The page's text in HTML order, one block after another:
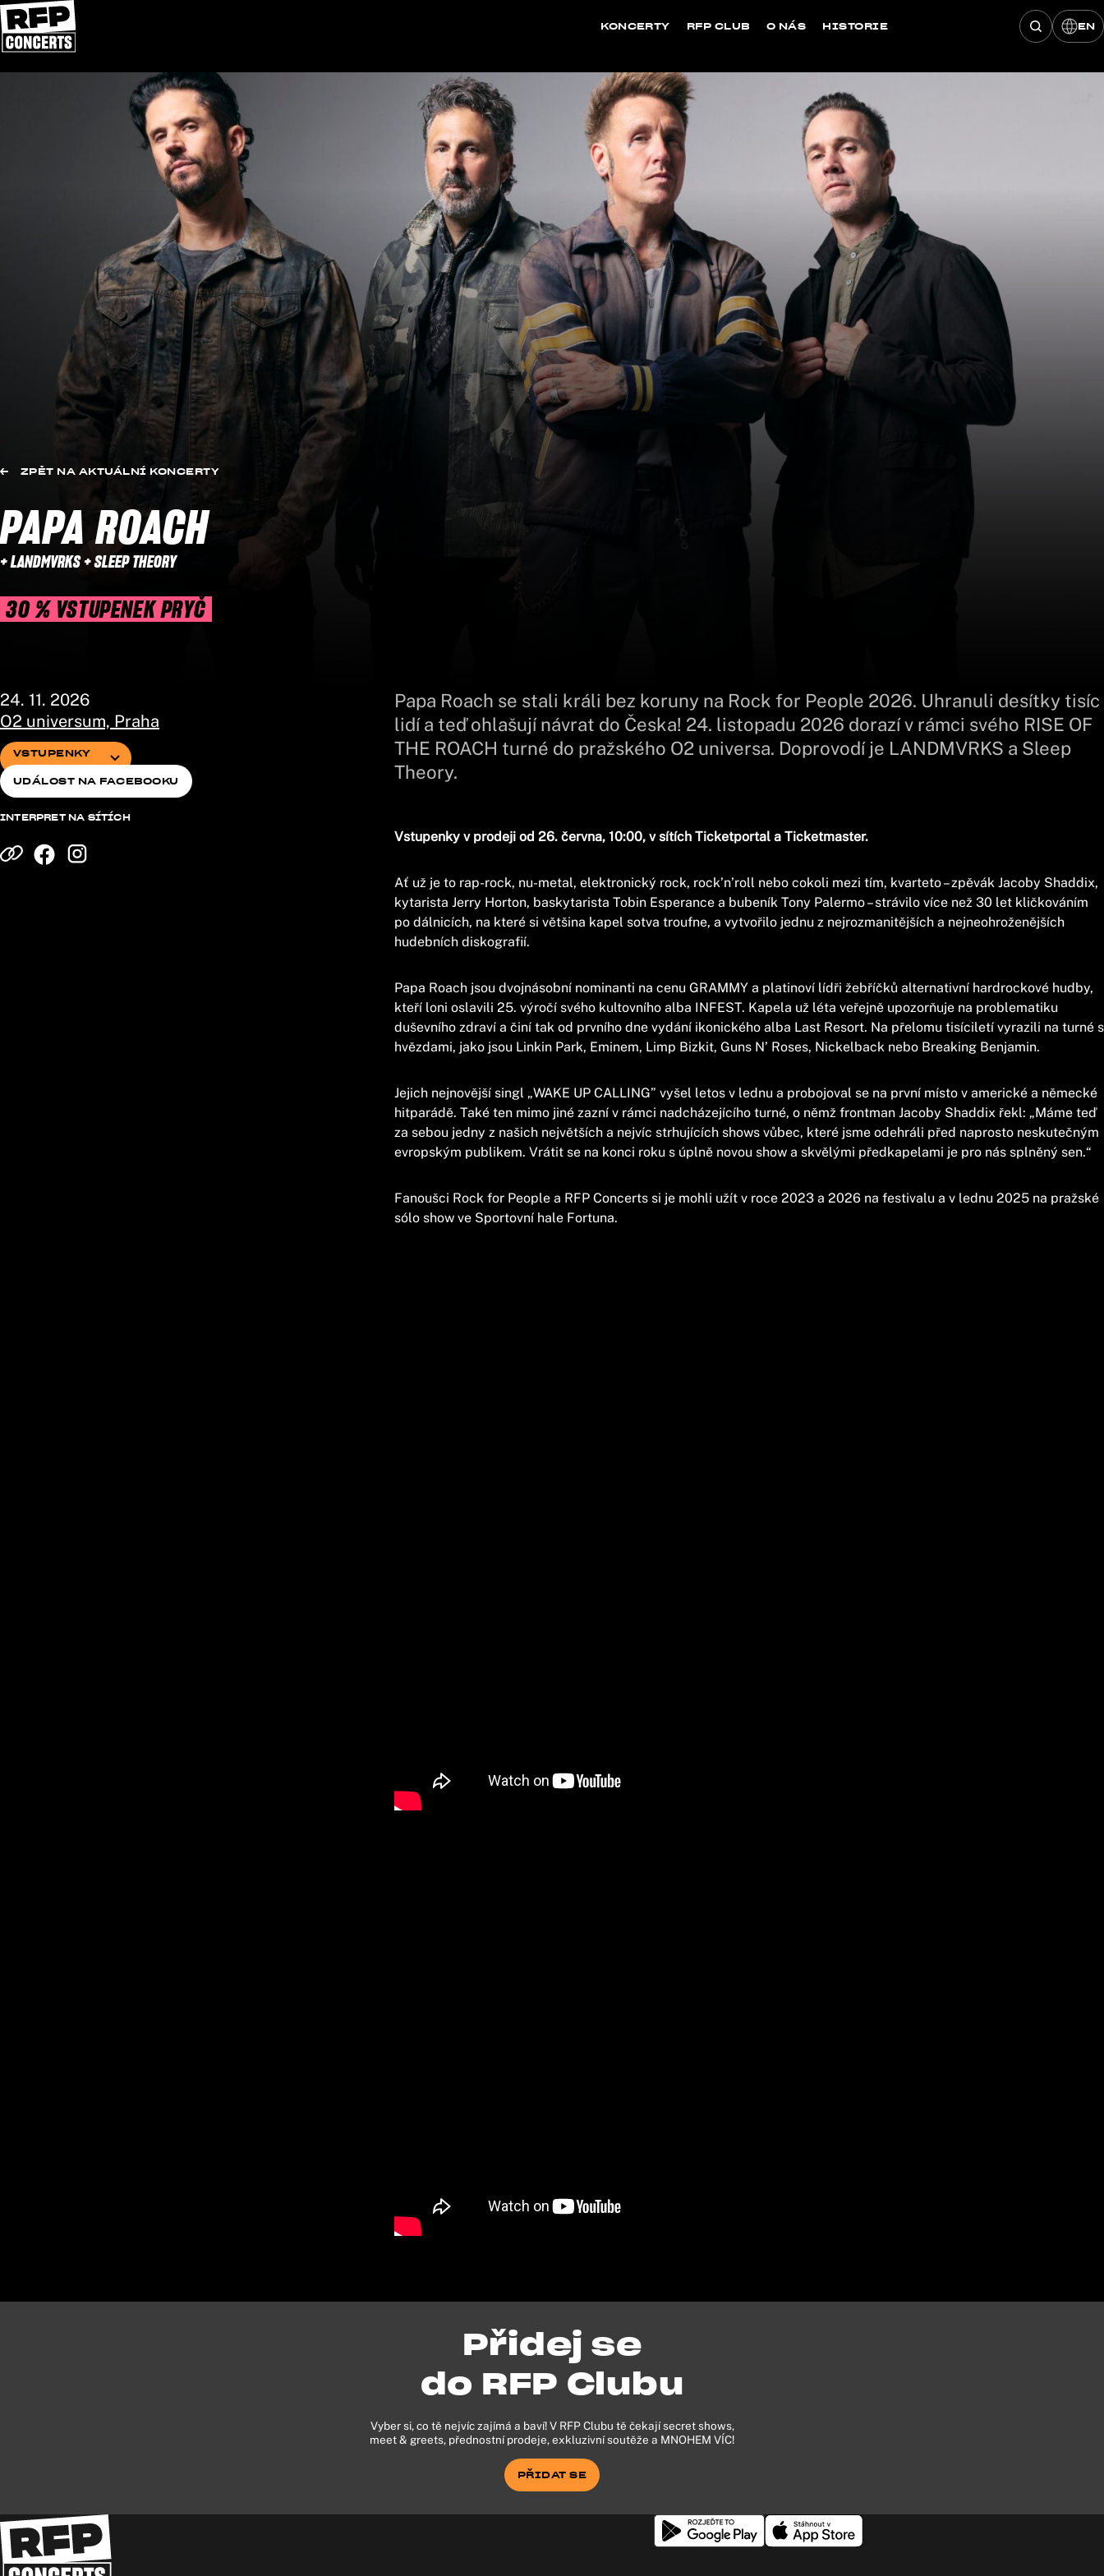
KONCERTY RFP CLUB O NÁS HISTORIE Hledat EN
ZPĚT NA AKTUÁLNÍ KONCERTY
PAPA ROACH
+ LANDMVRKS + SLEEP THEORY
30 % VSTUPENEK PRYČ
24. 11. 2026
O2 universum, Praha
VSTUPENKY
VSTUPENKY
UDÁLOST NA FACEBOOKU
INTERPRET NA SÍTÍCH
Papa Roach se stali králi bez koruny na Rock for People 2026. Uhranuli desítky tisíc
lidí a teď ohlašují návrat do Česka! 24. listopadu 2026 dorazí v rámci svého RISE OF
THE ROACH turné do pražského O2 universa. Doprovodí je LANDMVRKS a Sleep
Theory.
Vstupenky v prodeji od 26. června, 10:00, v sítích Ticketportal a Ticketmaster.
Ať už je to rap-rock, nu-metal, elektronický rock, rock’n’roll nebo cokoli mezi tím, kvarteto – zpěvák Jacoby Shaddix,
kytarista Jerry Horton, baskytarista Tobin Esperance a bubeník Tony Palermo – strávilo více než 30 let kličkováním
po dálnicích, na které si většina kapel sotva troufne, a vytvořilo jednu z nejrozmanitějších a nejneohroženějších
hudebních diskografií.
Papa Roach jsou dvojnásobní nominanti na cenu GRAMMY a platinoví lídři žebříčků alternativní hardrockové hudby,
kteří loni oslavili 25. výročí svého kultovního alba INFEST. Kapela už léta veřejně upozorňuje na problematiku
duševního zdraví a činí tak od prvního dne vydání ikonického alba Last Resort. Na přelomu tisíciletí vyrazili na turné s
hvězdami, jako jsou Linkin Park, Eminem, Limp Bizkit, Guns N’ Roses, Nickelback nebo Breaking Benjamin.
Jejich nejnovější singl „WAKE UP CALLING” vyšel letos v lednu a probojoval se na první místo v americké a německé
hitparádě. Také ten mimo jiné zazní v rámci nadcházejícího turné, o němž frontman Jacoby Shaddix řekl: „Máme teď
za sebou jedny z našich největších a nejvíc strhujících shows vůbec, které jsme odehráli před naprosto neskutečným
evropským publikem. Vrátit se na konci roku s úplně novou show a skvělými předkapelami je pro nás splněný sen.“
Fanoušci Rock for People a RFP Concerts si je mohli užít v roce 2023 a 2026 na festivalu a v lednu 2025 na pražské
sólo show ve Sportovní hale Fortuna.
Přidej se
do RFP Clubu
Vyber si, co tě nejvíc zajímá a baví! V RFP Clubu tě čekají secret shows,
meet & greets, přednostní prodeje, exkluzivní soutěže a MNOHEM VÍC!
PŘIDAT SE